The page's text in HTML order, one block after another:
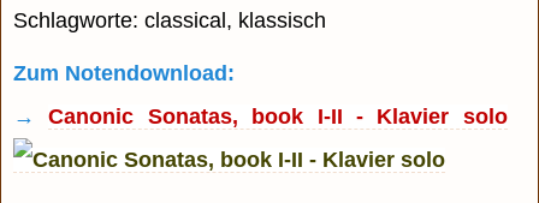
Schlagworte: classical, klassisch
Zum Notendownload:
→Canonic Sonatas, book I-II - Klavier solo